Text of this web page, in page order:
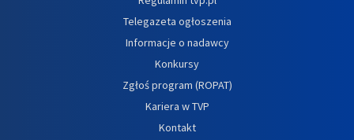
Telegazeta ogłoszenia
Informacje o nadawcy
Konkursy
Zgłoś program (ROPAT)
Kariera w TVP
Kontakt